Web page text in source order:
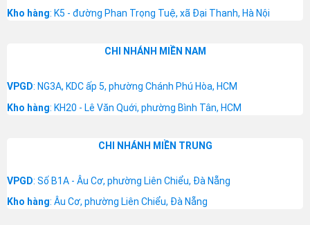
Kho hàng: K5 - đường Phan Trọng Tuệ, xã Đại Thanh, Hà Nội
CHI NHÁNH MIỀN NAM
VPGD: NG3A, KDC ấp 5, phường Chánh Phú Hòa, HCM
Kho hàng: KH20 - Lê Văn Quới, phường Bình Tân, HCM
CHI NHÁNH MIỀN TRUNG
VPGD: Số B1A - Âu Cơ, phường Liên Chiểu, Đà Nẵng
Kho hàng: Âu Cơ, phường Liên Chiểu, Đà Nẵng